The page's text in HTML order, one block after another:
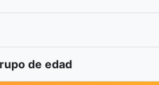
de edad